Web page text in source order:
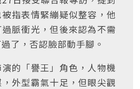
指表情緊繃疑似整容，他
脈衝光，但後來認為不需
了，否認臉部動手腳。
的「譽王」角色，人物機
外型霸氣十足，但眼尖觀